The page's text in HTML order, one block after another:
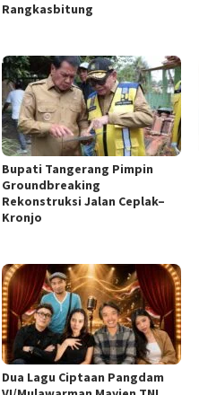
Rangkasbitung
Bupati Tangerang Pimpin
Groundbreaking
Rekonstruksi Jalan Ceplak–
Kronjo
Dua Lagu Ciptaan Pangdam